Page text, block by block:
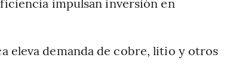
eleva demanda de cobre, litio y otros